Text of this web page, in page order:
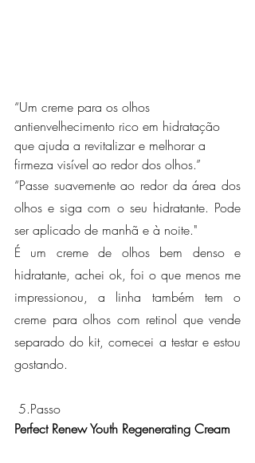
“Um creme para os olhos
antienvelhecimento rico em hidratação
que ajuda a revitalizar e melhorar a
firmeza visível ao redor dos olhos.”
“Passe suavemente ao redor da área dos
olhos e siga com o seu hidratante. Pode
ser aplicado de manhã e à noite."
É um creme de olhos bem denso e
hidratante, achei ok, foi o que menos me
impressionou, a linha também tem o
creme para olhos com retinol que vende
separado do kit, comecei a testar e estou
gostando.
5.Passo
Perfect Renew Youth Regenerating Cream